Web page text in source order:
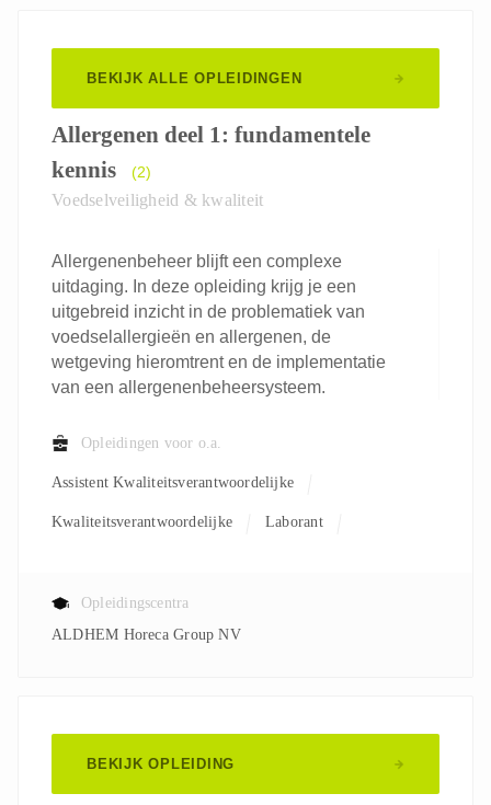
BEKIJK ALLE OPLEIDINGEN
Allergenen deel 1: fundamentele
kennis
(2)
Voedselveiligheid & kwaliteit
Allergenenbeheer blijft een complexe
uitdaging. In deze opleiding krijg je een
uitgebreid inzicht in de problematiek van
voedselallergieën en allergenen, de
wetgeving hieromtrent en de implementatie
van een allergenenbeheersysteem.
Opleidingen voor o.a.
Assistent Kwaliteitsverantwoordelijke
Kwaliteitsverantwoordelijke Laborant
Opleidingscentra
ALDHEM Horeca Group NV
BEKIJK OPLEIDING